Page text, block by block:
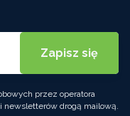
przez operatora
newsletterów drogą mailową.